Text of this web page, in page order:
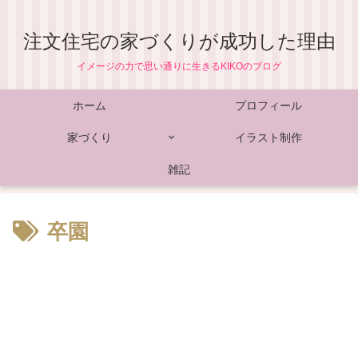
注文住宅の家づくりが成功した理由
イメージの力で思い通りに生きるKIKOのブログ
ホーム プロフィール
家づくり イラスト制作
雑記
卒園